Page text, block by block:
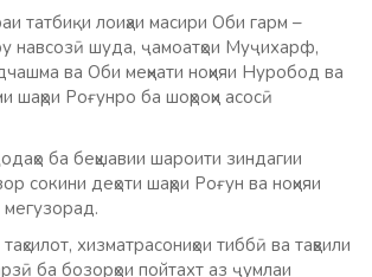
татбиқи лоиҳаи масири Оби гарм –
навсозӣ шуда, ҷамоатҳои Муҷихарф,
ва Оби меҳнати ноҳияи Нуробод ва
шаҳри Роғунро ба шоҳроҳи асосӣ
ба беҳшавии шароити зиндагии
сокини деҳоти шаҳри Роғун ва ноҳияи
хизматрасониҳои тиббӣ ва таҳвили
ба бозорҳои пойтахт аз ҷумлаи